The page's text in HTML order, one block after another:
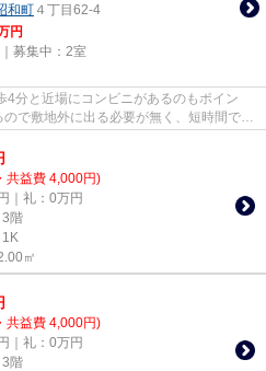
和町 ４丁目62-4
円
募集中： 2室
4分と近場にコンビニがあるのもポイン
で敷地外に出る必要が無く、短時間でサ
共益費 4,000円)
｜礼：0万円
3階
1K
㎡
共益費 4,000円)
｜礼：0万円
3階